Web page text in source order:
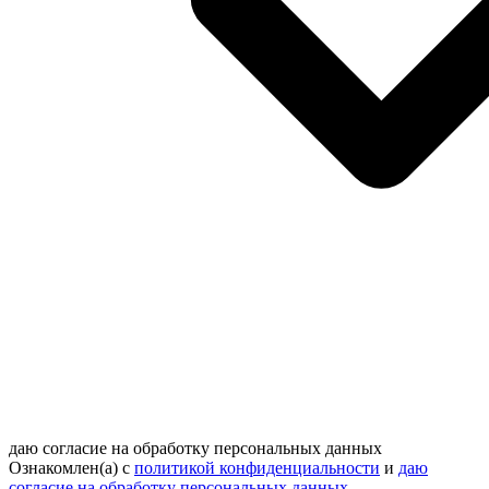
даю согласие на обработку персональных данных
Ознакомлен(а) с политикой конфиденциальности и даю